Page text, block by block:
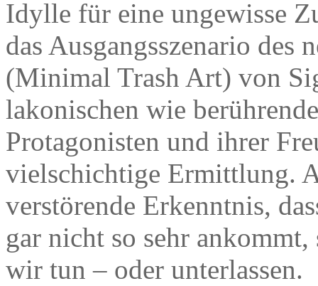
Idylle für eine ungewisse
das Ausgangsszenario des
(Minimal Trash Art) von
lakonischen wie
Protagonisten und ihrer
vielschichtige Ermittlung.
verstörende Erkenntnis,
gar nicht so sehr
wir tun – oder unterlassen.